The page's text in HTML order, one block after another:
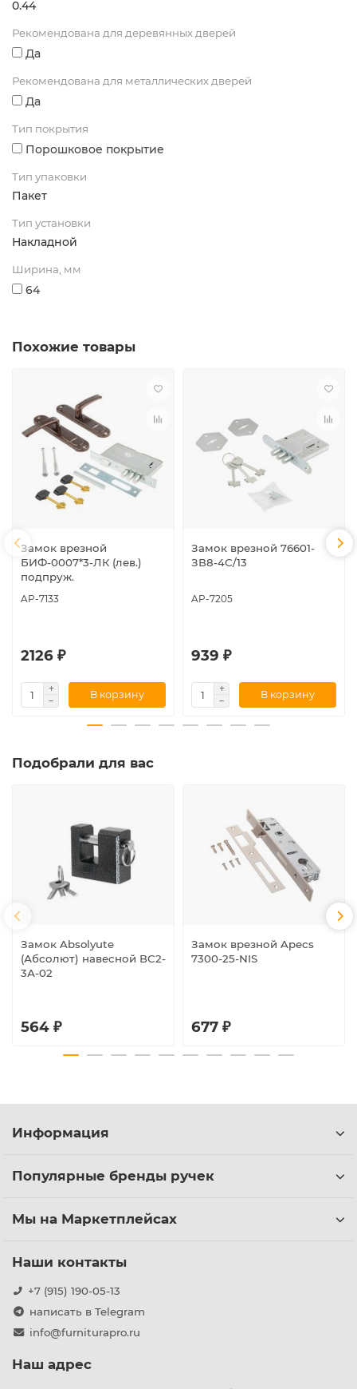
0.44
Рекомендована для деревянных дверей
Да
Рекомендована для металлических дверей
Да
Тип покрытия
Порошковое покрытие
Тип упаковки
Пакет
Тип установки
Накладной
Ширина, мм
64
Похожие товары
Замок врезной
БИФ-0007*3-ЛК (лев.)
подпруж.
AP-7133
2126 ₽
В корзину
Замок врезной 76601-
ЗВ8-4С/13
AP-7205
939 ₽
В корзину
Подобрали для вас
Замок Absolyute
(Абсолют) навесной ВС2-
3А-02
564 ₽
Замок врезной Apecs
7300-25-NIS
677 ₽
Информация
Популярные бренды ручек
Мы на Маркетплейсах
Наши контакты
+7 (915) 190-05-13
написать в Telegram
info@furniturapro.ru
Наш адрес